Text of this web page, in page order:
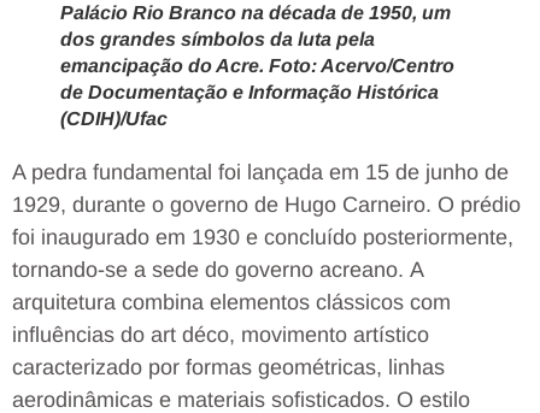
Palácio Rio Branco na década de 1950, um
dos grandes símbolos da luta pela
emancipação do Acre. Foto: Acervo/Centro
de Documentação e Informação Histórica
(CDIH)/Ufac
A pedra fundamental foi lançada em 15 de junho de
1929, durante o governo de Hugo Carneiro. O prédio
foi inaugurado em 1930 e concluído posteriormente,
tornando-se a sede do governo acreano. A
arquitetura combina elementos clássicos com
influências do art déco, movimento artístico
caracterizado por formas geométricas, linhas
aerodinâmicas e materiais sofisticados. O estilo